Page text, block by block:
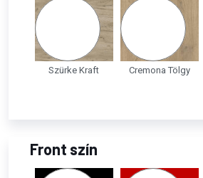
Szürke Kraft Cremona Tölgy
Front szín